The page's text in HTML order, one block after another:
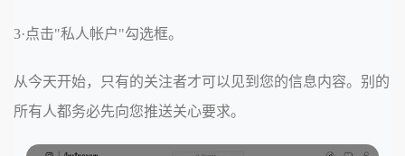
3·点击"私人帐户"勾选框。
从今天开始，只有的关注者才可以见到您的信息内容。别的
所有人都务必先向您推送关心要求。